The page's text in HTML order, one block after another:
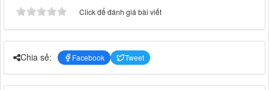
Click để đánh giá bài viết
Chia sẻ: Facebook Tweet